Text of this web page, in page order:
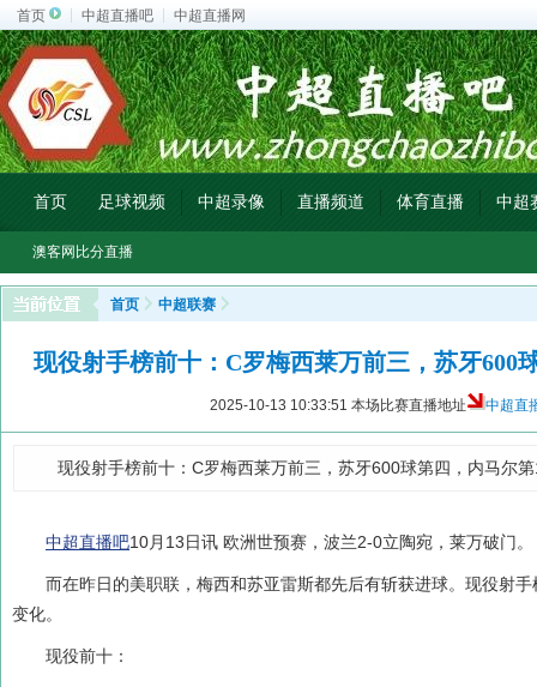
首页 中超直播吧 中超直播网
首页 足球视频 中超录像 直播频道 体育直播 中超
澳客网比分直播
首页 中超联赛
现役射手榜前十：C罗梅西莱万前三，苏牙600
2025-10-13 10:33:51 本场比赛直播地址 中超直
现役射手榜前十：C罗梅西莱万前三，苏牙600球第四，内马尔
中超直播吧10月13日讯 欧洲世预赛，波兰2-0立陶宛，莱万破门。
而在昨日的美职联，梅西和苏亚雷斯都先后有斩获进球。现役射
变化。
现役前十：